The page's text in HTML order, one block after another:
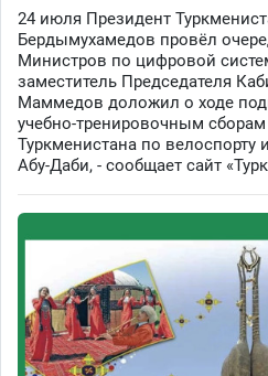
24 июля Президент
Бердымухамедов провёл
Министров по цифровой
заместитель Председателя
Маммедов доложил о ходе
учебно-тренировочным
Туркменистана по велоспорту
Абу-Даби, - сообщает сайт